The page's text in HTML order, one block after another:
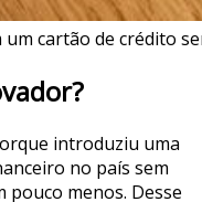
cartão de crédito
introduziu uma
no país sem
pouco menos. Desse